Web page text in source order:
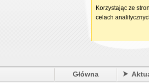
Główna
Korzystając ze
celach